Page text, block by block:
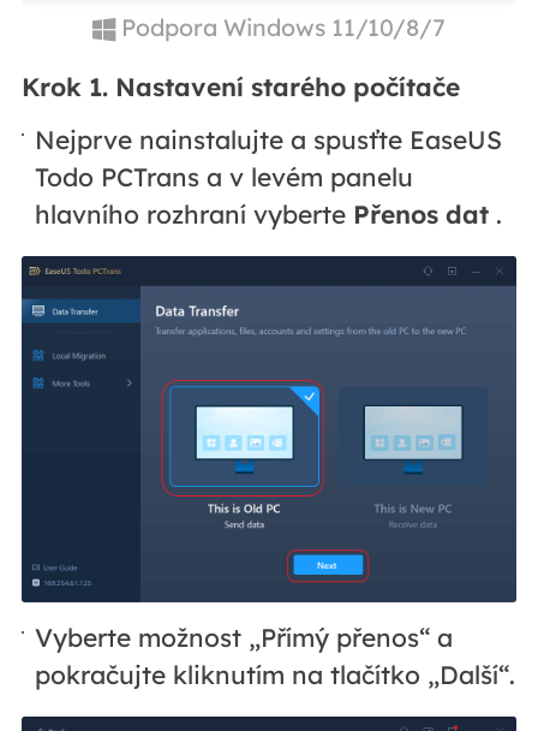
Podpora Windows 11/10/8/7
Krok 1. Nastavení starého počítače
Nejprve nainstalujte a spusťte EaseUS
Todo PCTrans a v levém panelu
hlavního rozhraní vyberte Přenos dat .
Vyberte možnost „Přímý přenos“ a
pokračujte kliknutím na tlačítko „Další“.